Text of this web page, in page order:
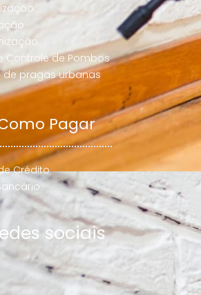
Controle de Pombos
de pragas urbanas
Pagar
Crédito
sociais